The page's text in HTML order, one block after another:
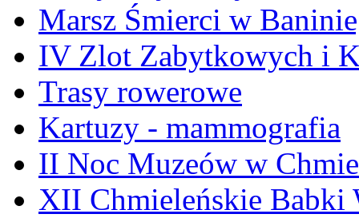
Marsz Śmierci w
IV Zlot Zabytkowych i
Trasy rowerowe
Kartuzy - mammografia
II Noc Muzeów w
XII Chmieleńskie Babki